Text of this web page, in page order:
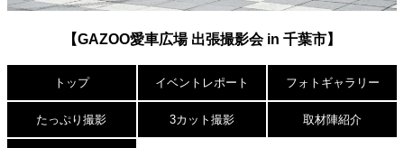
【GAZOO愛車広場 出張撮影会 in 千葉市】
トップ イベント レポート フォト ギャラリー
たっぷり撮影 3カット 撮影 取材陣紹介